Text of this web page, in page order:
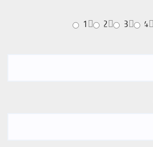
4
3
2
1